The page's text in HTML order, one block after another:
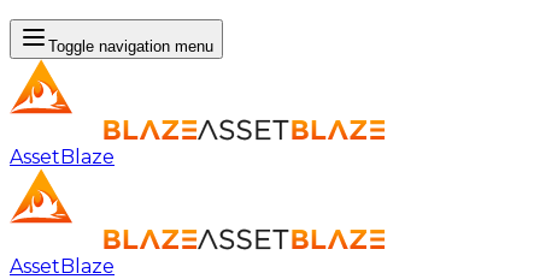
Toggle navigation menu
AssetBlaze
AssetBlaze